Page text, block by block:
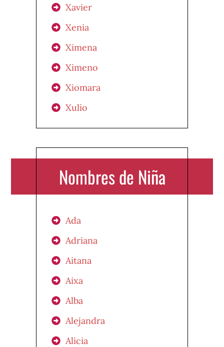
Xavier
Xenia
Ximena
Ximeno
Xiomara
Xulio
Nombres de Niña
Ada
Adriana
Aitana
Aixa
Alba
Alejandra
Alicia